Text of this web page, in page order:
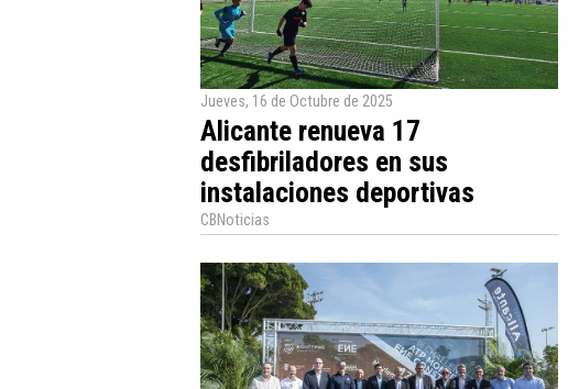
Jueves, 16 de Octubre de 2025
Alicante renueva 17
desfibriladores en sus
instalaciones deportivas
CBNoticias